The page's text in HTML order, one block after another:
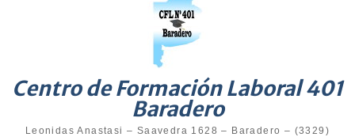
Centro de Formación Laboral 401
Baradero
Leonidas Anastasi – Saavedra 1628 – Baradero – (3329)